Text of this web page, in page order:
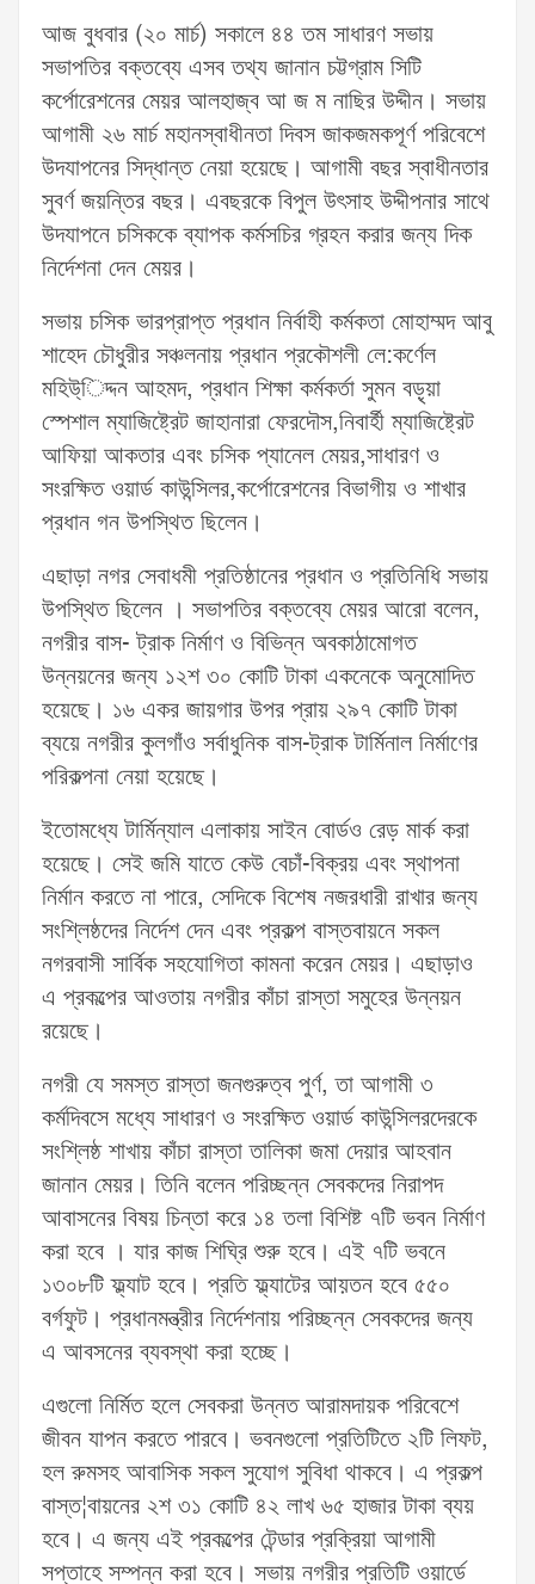
আজ বুধবার (২০ মার্চ) সকালে ৪৪ তম সাধারণ সভায়
সভাপতির বক্তব্যে এসব তথ্য জানান চট্টগ্রাম সিটি
কর্পোরেশনের মেয়র আলহাজ্ব আ জ ম নাছির উদ্দীন। সভায়
আগামী ২৬ মার্চ মহানস্বাধীনতা দিবস জাকজমকপূর্ণ পরিবেশে
উদযাপনের সিদ্ধান্ত নেয়া হয়েছে। আগামী বছর স্বাধীনতার
সুবর্ণ জয়ন্তির বছর। এবছরকে বিপুল উৎসাহ উদ্দীপনার সাথে
উদযাপনে চসিককে ব্যাপক কর্মসচির গ্রহন করার জন্য দিক
নির্দেশনা দেন মেয়র।
সভায় চসিক ভারপ্রাপ্ত প্রধান নির্বাহী কর্মকতা মোহাম্মদ আবু
শাহেদ চৌধুরীর সঞ্চলনায় প্রধান প্রকৌশলী লে:কর্ণেল
মহিউ্িদ্দন আহমদ, প্রধান শিক্ষা কর্মকর্তা সুমন বড়ৃয়া
স্পেশাল ম্যাজিষ্ট্রেট জাহানারা ফেরদৌস,নিবার্হী ম্যাজিষ্ট্রেট
আফিয়া আকতার এবং চসিক প্যানেল মেয়র,সাধারণ ও
সংরক্ষিত ওয়ার্ড কাউন্সিলর,কর্পোরেশনের বিভাগীয় ও শাখার
প্রধান গন উপস্থিত ছিলেন।
এছাড়া নগর সেবাধমী প্রতিষ্ঠানের প্রধান ও প্রতিনিধি সভায়
উপস্থিত ছিলেন । সভাপতির বক্তব্যে মেয়র আরো বলেন,
নগরীর বাস- ট্রাক নির্মাণ ও বিভিন্ন অবকাঠামোগত
উন্নয়নের জন্য ১২শ ৩০ কোটি টাকা একনেকে অনুমোদিত
হয়েছে। ১৬ একর জায়গার উপর প্রায় ২৯৭ কোটি টাকা
ব্যয়ে নগরীর কুলগাঁও সর্বাধুনিক বাস-ট্রাক টার্মিনাল নির্মাণের
পরিকল্পনা নেয়া হয়েছে।
ইতোমধ্যে টার্মিন্যাল এলাকায় সাইন বোর্ডও রেড় মার্ক করা
হয়েছে। সেই জমি যাতে কেউ বেচাঁ-বিক্রয় এবং স্থাপনা
নির্মান করতে না পারে, সেদিকে বিশেষ নজরধারী রাখার জন্য
সংশ্লিষ্ঠদের নির্দেশ দেন এবং প্রকল্প বাস্তবায়নে সকল
নগরবাসী সার্বিক সহযোগিতা কামনা করেন মেয়র। এছাড়াও
এ প্রকল্পের আওতায় নগরীর কাঁচা রাস্তা সমুহের উন্নয়ন
রয়েছে।
নগরী যে সমস্ত রাস্তা জনগুরুত্ব পুর্ণ, তা আগামী ৩
কর্মদিবসে মধ্যে সাধারণ ও সংরক্ষিত ওয়ার্ড কাউন্সিলরদেরকে
সংশ্লিষ্ঠ শাখায় কাঁচা রাস্তা তালিকা জমা দেয়ার আহবান
জানান মেয়র। তিনি বলেন পরিচ্ছন্ন সেবকদের নিরাপদ
আবাসনের বিষয় চিন্তা করে ১৪ তলা বিশিষ্ট ৭টি ভবন নির্মাণ
করা হবে । যার কাজ শিঘ্রি শুরু হবে। এই ৭টি ভবনে
১৩০৮টি ফ্ল্যাট হবে। প্রতি ফ্ল্যাটের আয়তন হবে ৫৫০
বর্গফুট। প্রধানমন্ত্রীর নির্দেশনায় পরিচ্ছন্ন সেবকদের জন্য
এ আবসনের ব্যবস্থা করা হচ্ছে।
এগুলো নির্মিত হলে সেবকরা উন্নত আরামদায়ক পরিবেশে
জীবন যাপন করতে পারবে। ভবনগুলো প্রতিটিতে ২টি লিফট,
হল রুমসহ আবাসিক সকল সুযোগ সুবিধা থাকবে। এ প্রকল্প
বাস্ত¦বায়নের ২শ ৩১ কোটি ৪২ লাখ ৬৫ হাজার টাকা ব্যয়
হবে। এ জন্য এই প্রকল্পের টেন্ডার প্রক্রিয়া আগামী
সপ্তাহে সম্পন্ন করা হবে। সভায় নগরীর প্রতিটি ওয়ার্ডে